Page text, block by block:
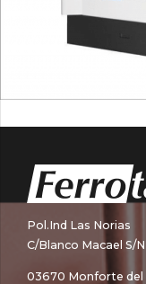
Pol.Ind Las Norias
C/Blanco Macael S/N
03670 Monforte del